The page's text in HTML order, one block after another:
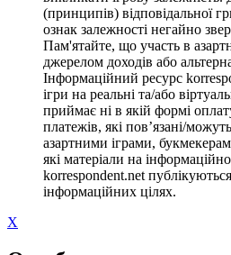
(принципів) відповідальної
ознак залежності негайно
Пам'ятайте, що участь в
джерелом доходів або
Інформаційний ресурс
ігри на реальні та/або
приймає ні в якій формі
платежів, які пов’язані/
азартними іграми,
які матеріали на
korrespondent.net
інформаційних цілях.
X